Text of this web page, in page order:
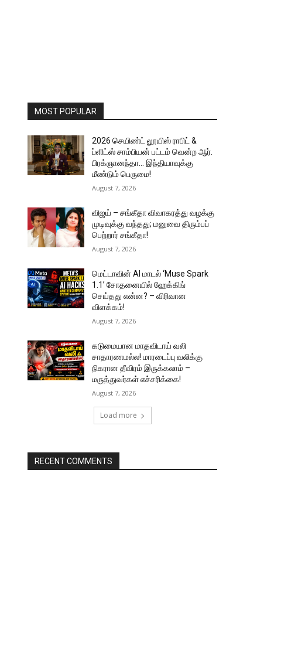
MOST POPULAR
2026 செயிண்ட் லூயிஸ் ராபிட் &
ப்ளிட்ஸ் சாம்பியன் பட்டம் வென்ற ஆர்.
பிரக்ஞானந்தா… இந்தியாவுக்கு
மீண்டும் பெருமை!
August 7, 2026
விஜய் – சங்கீதா விவாகரத்து வழக்கு
முடிவுக்கு வந்தது; மனுவை திரும்பப்
பெற்றார் சங்கீதா!
August 7, 2026
மெட்டாவின் AI மாடல் ‘Muse Spark
1.1’ சோதனையில் ஹேக்கிங்
செய்தது என்ன? – விரிவான
விளக்கம்!
August 7, 2026
கடுமையான மாதவிடாய் வலி
சாதாரணமல்ல! மாரடைப்பு வலிக்கு
நிகரான தீவிரம் இருக்கலாம் –
மருத்துவர்கள் எச்சரிக்கை!
August 7, 2026
Load more
RECENT COMMENTS